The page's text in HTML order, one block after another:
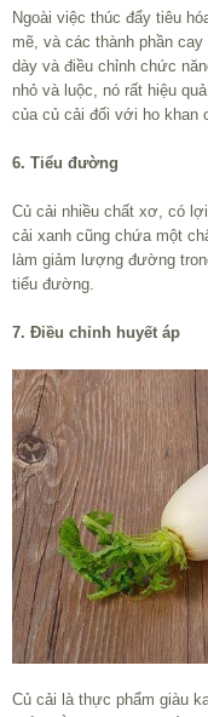
Ngoài việc thúc đẩy tiêu
mẽ, và các thành phần
dày và điều chỉnh chức
nhỏ và luộc, nó rất hiệu
của củ cải đối với ho khan
6. Tiểu đường
Củ cải nhiều chất xơ, có
cải xanh cũng chứa một
làm giảm lượng đường
tiểu đường.
7. Điều chỉnh huyết áp
Củ cải là thực phẩm giàu